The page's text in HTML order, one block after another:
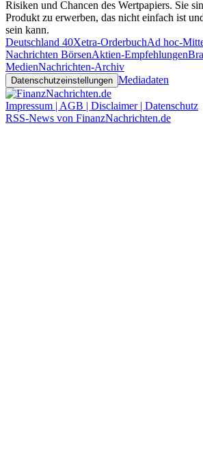
Risiken und Chancen des Wertpapiers. Sie
Produkt zu erwerben, das nicht einfach ist
sein kann.
Deutschland 40Xetra-OrderbuchAd hoc-
Nachrichten BörsenAktien-Empfehlungen
MedienNachrichten-Archiv
Datenschutzeinstellungen Mediadaten
Impressum | AGB | Disclaimer | Datenschutz
RSS-News von FinanzNachrichten.de